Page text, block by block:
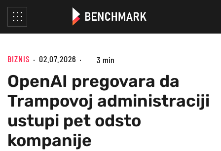
BIZNIS 02.07.2026 3 min
OpenAI pregovara da
Trampovoj administraciji
ustupi pet odsto
kompanije